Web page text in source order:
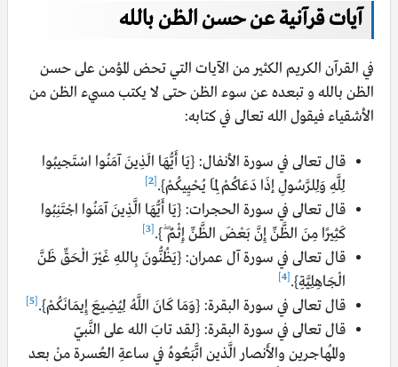
آيات قرآنية عن حسن الظن بالله
في القرآن الكريم الكثير من الآيات التي تحض المؤمن على حسن
الظن بالله و تبعده عن سوء الظن حتى لا يكتب مسيء الظن من
الأشقياء فيقول الله تعالى في كتابه:
قال تعالى في سورة الأنفال: {يَا أَيُّهَا الَذِينَ آمَنُوا اسْتَجيبُوا
لِلَّهِ وَلِلرَّسُولِ إذَا دَعَاكُمْ لِمَا يُحْيِيكُمْ}.[2]
قال تعالى في سورة الحجرات: {يَا أَيُّهَا الَّذِينَ آمَنُوا اجْتَنِبُوا
كَثِيرًا مِنَ الظَّنِّ إِنَّ بَعْضَ الظَّنِّ إِثْمٌ ۖ}.[3]
قال تعالى في سورة آل عمران: {يَظُنُّونَ بِاللهِ غَيْرَ الْحَقِّ ظَنَّ
الْجَاهِلِيَّةِ}.[4]
قال تعالى في سورة البقرة: {وَمَا كَانَ اللَّهُ لِيُضِيعَ إِيمَانَكُمْ}.[5]
قال تعالى في سورة البقرة: {لقد تابَ الله على النَّبيّ
والمُهاجرين والأَنصار الَّذين اتَّبَعُوهُ في ساعةِ العُسرة منْ بعد